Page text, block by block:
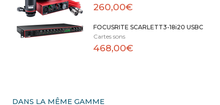
260,00€
FOCUSRITE SCARLETT3-18i20 USBC
Cartes sons
468,00€
DANS LA MÊME GAMME